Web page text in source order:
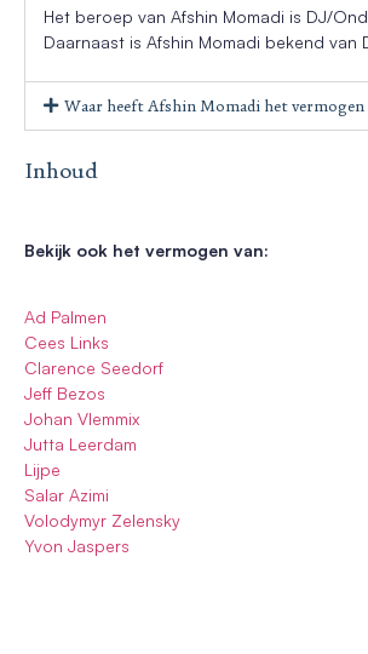
Het beroep van Afshin Momadi is DJ/
Daarnaast is Afshin Momadi bekend van
Waar heeft Afshin Momadi het vermogen
Inhoud
Bekijk ook het vermogen van:
Ad Palmen
Cees Links
Clarence Seedorf
Jeff Bezos
Johan Vlemmix
Jutta Leerdam
Lijpe
Salar Azimi
Volodymyr Zelensky
Yvon Jaspers